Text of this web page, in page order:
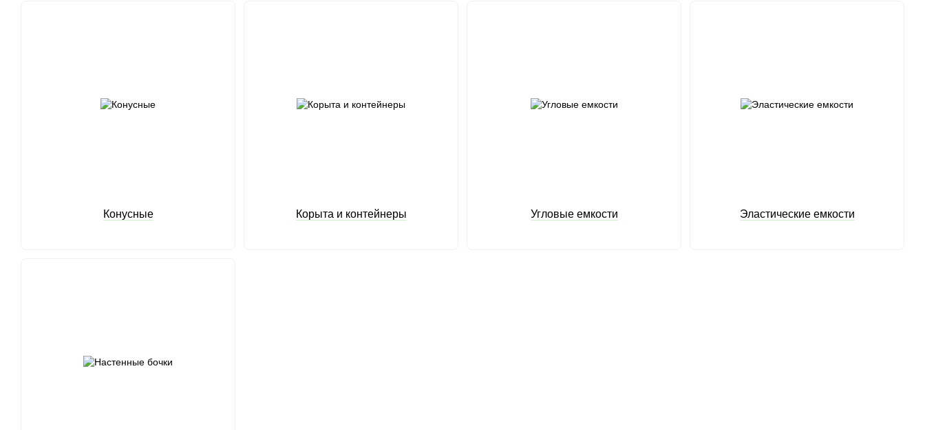
Конусные Корыта и контейнеры Угловые емкости Эластические емкости